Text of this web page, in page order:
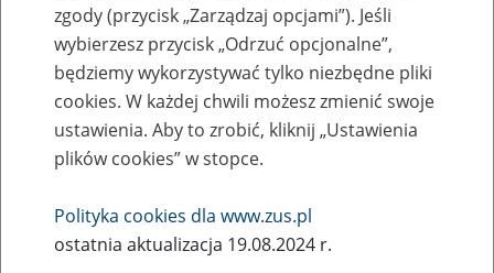
Zaproś ZUS do siebie - zakładanie profili
eZUS w siedzibie Twojej firmy
Rodzaj wydarzenia
Szkolenia
zgody (przycisk „Zarządzaj opcjami”). Jeśli
wybierzesz przycisk „Odrzuć opcjonalne”,
będziemy wykorzystywać tylko niezbędne pliki
cookies. W każdej chwili możesz zmienić swoje
ustawienia. Aby to zrobić, kliknij „Ustawienia
plików cookies” w stopce.
Polityka cookies dla www.zus.pl
ostatnia aktualizacja 19.08.2024 r.